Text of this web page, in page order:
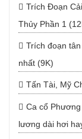
Trích Đoạn
Thủy Phần 1
Trích đoạn
nhất (9K)
Tấn Tài, Mỹ
Ca cổ
lương dài hơi